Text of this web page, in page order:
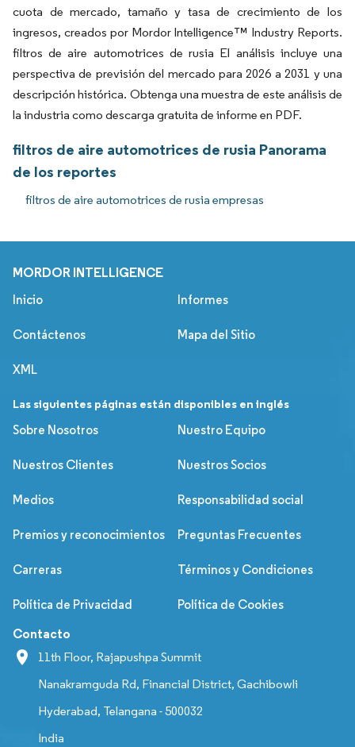
cuota de mercado, tamaño y tasa de crecimiento de los
ingresos, creados por Mordor Intelligence™ Industry Reports.
filtros de aire automotrices de rusia El análisis incluye una
perspectiva de previsión del mercado para 2026 a 2031 y una
descripción histórica. Obtenga una muestra de este análisis de
la industria como descarga gratuita de informe en PDF.
filtros de aire automotrices de rusia Panorama
de los reportes
filtros de aire automotrices de rusia empresas
MORDOR INTELLIGENCE
Inicio Informes
Contáctenos Mapa del Sitio
XML
Las siguientes páginas están disponibles en inglés
Sobre Nosotros
Nuestro Equipo
Nuestros Clientes Nuestros Socios
Medios Responsabilidad social
Premios y reconocimientos Preguntas Frecuentes
Carreras Términos y Condiciones
Política de Privacidad Política de Cookies
Contacto
11th Floor, Rajapushpa Summit
Nanakramguda Rd, Financial District, Gachibowli
Hyderabad, Telangana - 500032
India